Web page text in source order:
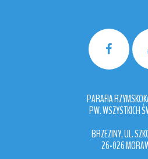
PARAFIA
PW. WSZYSTKICH
BRZEZINY, UL.
26-026